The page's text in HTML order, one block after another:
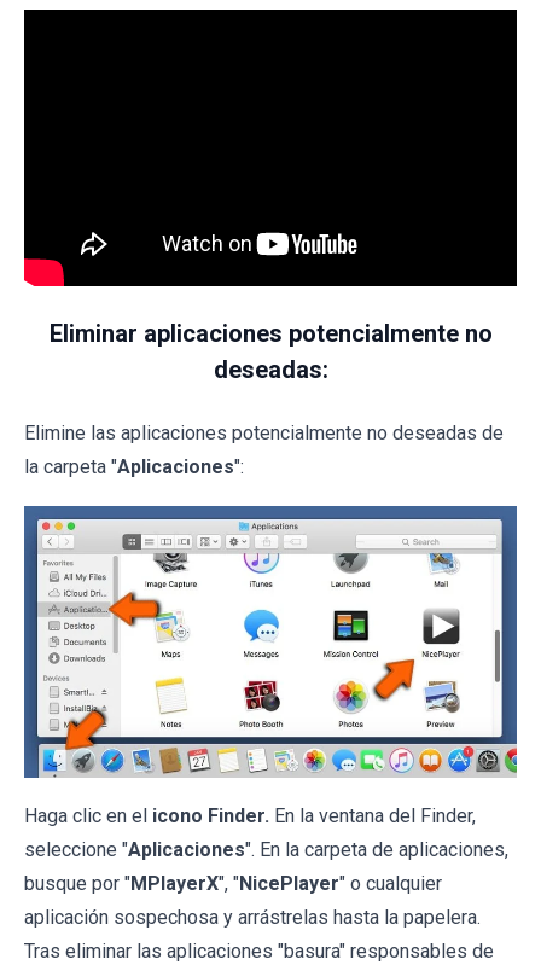
Eliminar aplicaciones potencialmente no
deseadas:
Elimine las aplicaciones potencialmente no deseadas de
la carpeta "Aplicaciones":
Haga clic en el icono Finder. En la ventana del Finder,
seleccione "Aplicaciones". En la carpeta de aplicaciones,
busque por "MPlayerX", "NicePlayer" o cualquier
aplicación sospechosa y arrástrelas hasta la papelera.
Tras eliminar las aplicaciones "basura" responsables de